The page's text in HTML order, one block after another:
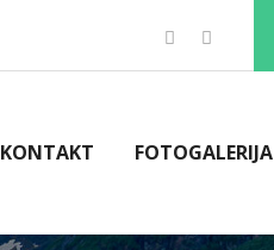
KONTAKT FOTOGALERIJA